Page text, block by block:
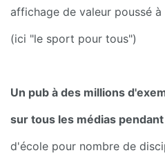
affichage de valeur poussé
(ici "le sport pour tous")
Un pub à des millions
sur tous les médias
d'école pour nombre de